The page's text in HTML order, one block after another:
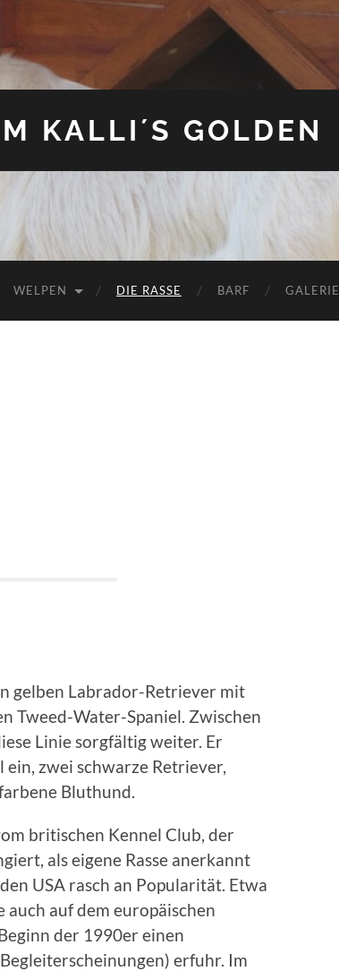
KALLI´S GOLDEN
WELPEN DIE RASSE BARF GALERIE
gelben Labrador-Retriever mit
Tweed-Water-Spaniel. Zwischen
Linie sorgfältig weiter. Er
zwei schwarze Retriever,
Bluthund.
britischen Kennel Club, der
als eigene Rasse anerkannt
USA rasch an Popularität. Etwa
auch auf dem europäischen
der 1990er einen
erfuhr. Im